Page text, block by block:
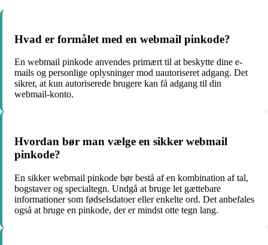
Hvad er formålet med en webmail pinkode?
En webmail pinkode anvendes primært til at beskytte dine e-
mails og personlige oplysninger mod uautoriseret adgang. Det
sikrer, at kun autoriserede brugere kan få adgang til din
webmail-konto.
Hvordan bør man vælge en sikker webmail
pinkode?
En sikker webmail pinkode bør bestå af en kombination af tal,
bogstaver og specialtegn. Undgå at bruge let gættebare
informationer som fødselsdatoer eller enkelte ord. Det anbefales
også at bruge en pinkode, der er mindst otte tegn lang.